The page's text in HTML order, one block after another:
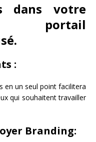
dans votre
:
en un seul point facilitera
qui souhaitent travailler
Branding: